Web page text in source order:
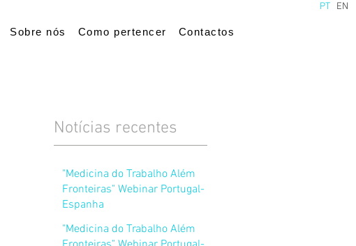
PT EN
Sobre nós Como pertencer Contactos
Notícias recentes
"Medicina do Trabalho Além
Fronteiras" Webinar Portugal-
Espanha
"Medicina do Trabalho Além